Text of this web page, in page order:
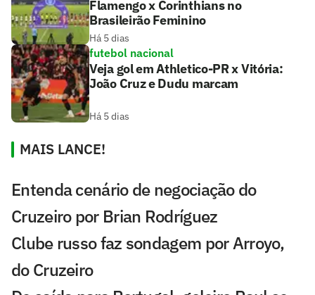
Flamengo x Corinthians no
Brasileirão Feminino
Há 5 dias
futebol nacional
Veja gol em Athletico-PR x Vitória:
João Cruz e Dudu marcam
Há 5 dias
MAIS LANCE!
Entenda cenário de negociação do
Cruzeiro por Brian Rodríguez
Clube russo faz sondagem por Arroyo,
do Cruzeiro